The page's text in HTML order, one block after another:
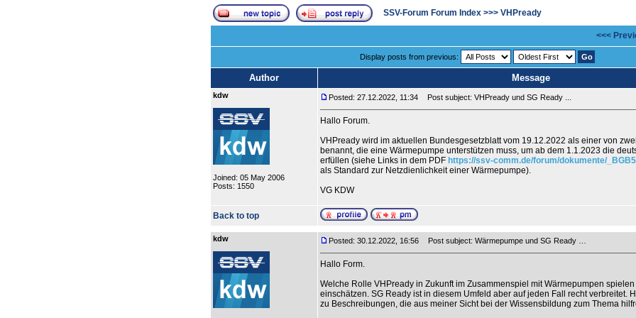
SSV-Forum Forum Index >>> VHPready
<<<
Display posts from previous:
Author Message
kdw
Joined: 05 May 2006
Posts: 1550
Posted: 27.12.2022, 11:34 Post subject: VHPready und SG Ready ...
Hallo Forum.
VHPready wird im aktuellen Bundesgesetzblatt vom 19.12.2022 als einer von
benannt, die eine Wärmepumpe unterstützen muss, um ab dem 1.1.2023 die
erfüllen (siehe Links in dem PDF https://ssv-comm.de/forum/dokumente/
als Standard zur Netzdienlichkeit einer Wärmepumpe).
VG KDW
Back to top
kdw Posted: 30.12.2022, 16:56 Post subject: Wärmepumpe und SG Ready …
Hallo Form.
Welche Rolle VHPready in Zukunft im Zusammenspiel mit Wärmepumpen
einschätzen. SG Ready ist in diesem Umfeld aber auf jeden Fall recht verbreitet.
zu Beschreibungen, die aus meiner Sicht bei der Wissensbildung zum Thema